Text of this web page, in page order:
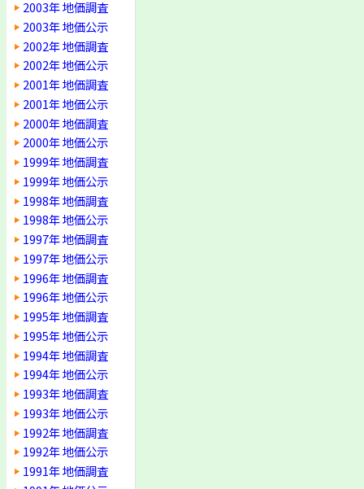
2003年 地価調査
2003年 地価公示
2002年 地価調査
2002年 地価公示
2001年 地価調査
2001年 地価公示
2000年 地価調査
2000年 地価公示
1999年 地価調査
1999年 地価公示
1998年 地価調査
1998年 地価公示
1997年 地価調査
1997年 地価公示
1996年 地価調査
1996年 地価公示
1995年 地価調査
1995年 地価公示
1994年 地価調査
1994年 地価公示
1993年 地価調査
1993年 地価公示
1992年 地価調査
1992年 地価公示
1991年 地価調査